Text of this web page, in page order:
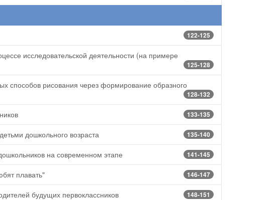
122-125
исследовательской деятельности (на примере
125-128
способов рисования через формирование образного
128-132
133-135
дошкольного возраста 135-140
на современном этапе 141-145
плавать" 146-147
будущих первоклассников 148-151